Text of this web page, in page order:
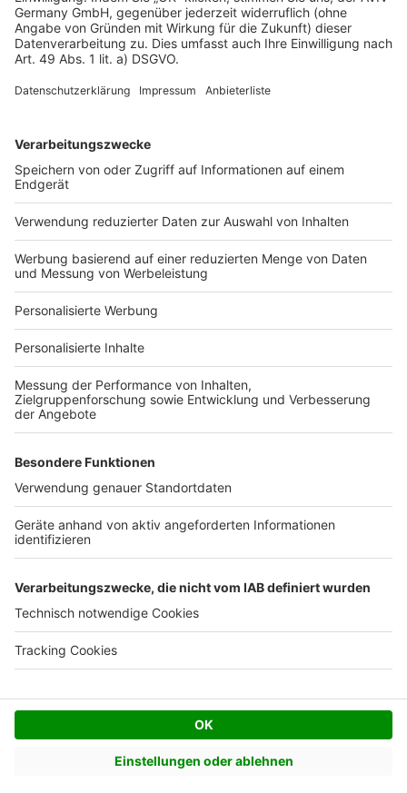
Datenschutz
Impressum
Services
Bauprojekt-Quiz
Häuser-Suche
Hausanbieter-Suche
Bauprojekt-Profil
Für Unternehmen
Ihre Baufirma auf bauen.de
Kostenloses Infogespräch
© AVIV Germany GmbH - 2026
Facebook
Twitter